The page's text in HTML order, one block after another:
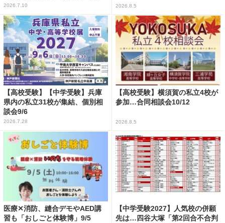
2026.7.10 2026.8.5
【高校受験】【中学受験】兵庫
県内の私立31校が集結、個別相
談会9/6
2026.7.28
【高校受験】横須賀の私立4校が
参加…合同相談会10/12
2026.8.5
医療✕消防、縫合デモやAED講
習も「おしごと体験博」9/5
【中学受験2027】人気校の併願
先は…四谷大塚「第2回合不合判